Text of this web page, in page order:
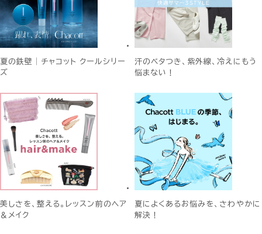
夏の鉄壁│チャコット クールシリー
ズ
汗のベタつき、紫外線、冷えにもう
悩まない！
美しさを、整える。レッスン前のヘア
＆メイク
夏によくあるお悩みを、さわやかに
解決！